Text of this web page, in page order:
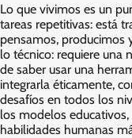
Lo que vivimos es un
tareas repetitivas: está
pensamos, producimos
lo técnico: requiere una
de saber usar una
integrarla éticamente,
desafíos en todos los
los modelos
habilidades humanas